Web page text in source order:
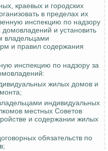
краевых и городских
в пределах их
инспекцию по надзору
и установить
владельцами
и правил содержания
инспекцию по надзору за
жилых домов и
индивидуальных
местных Советов
и содержании жилых
обязательств по